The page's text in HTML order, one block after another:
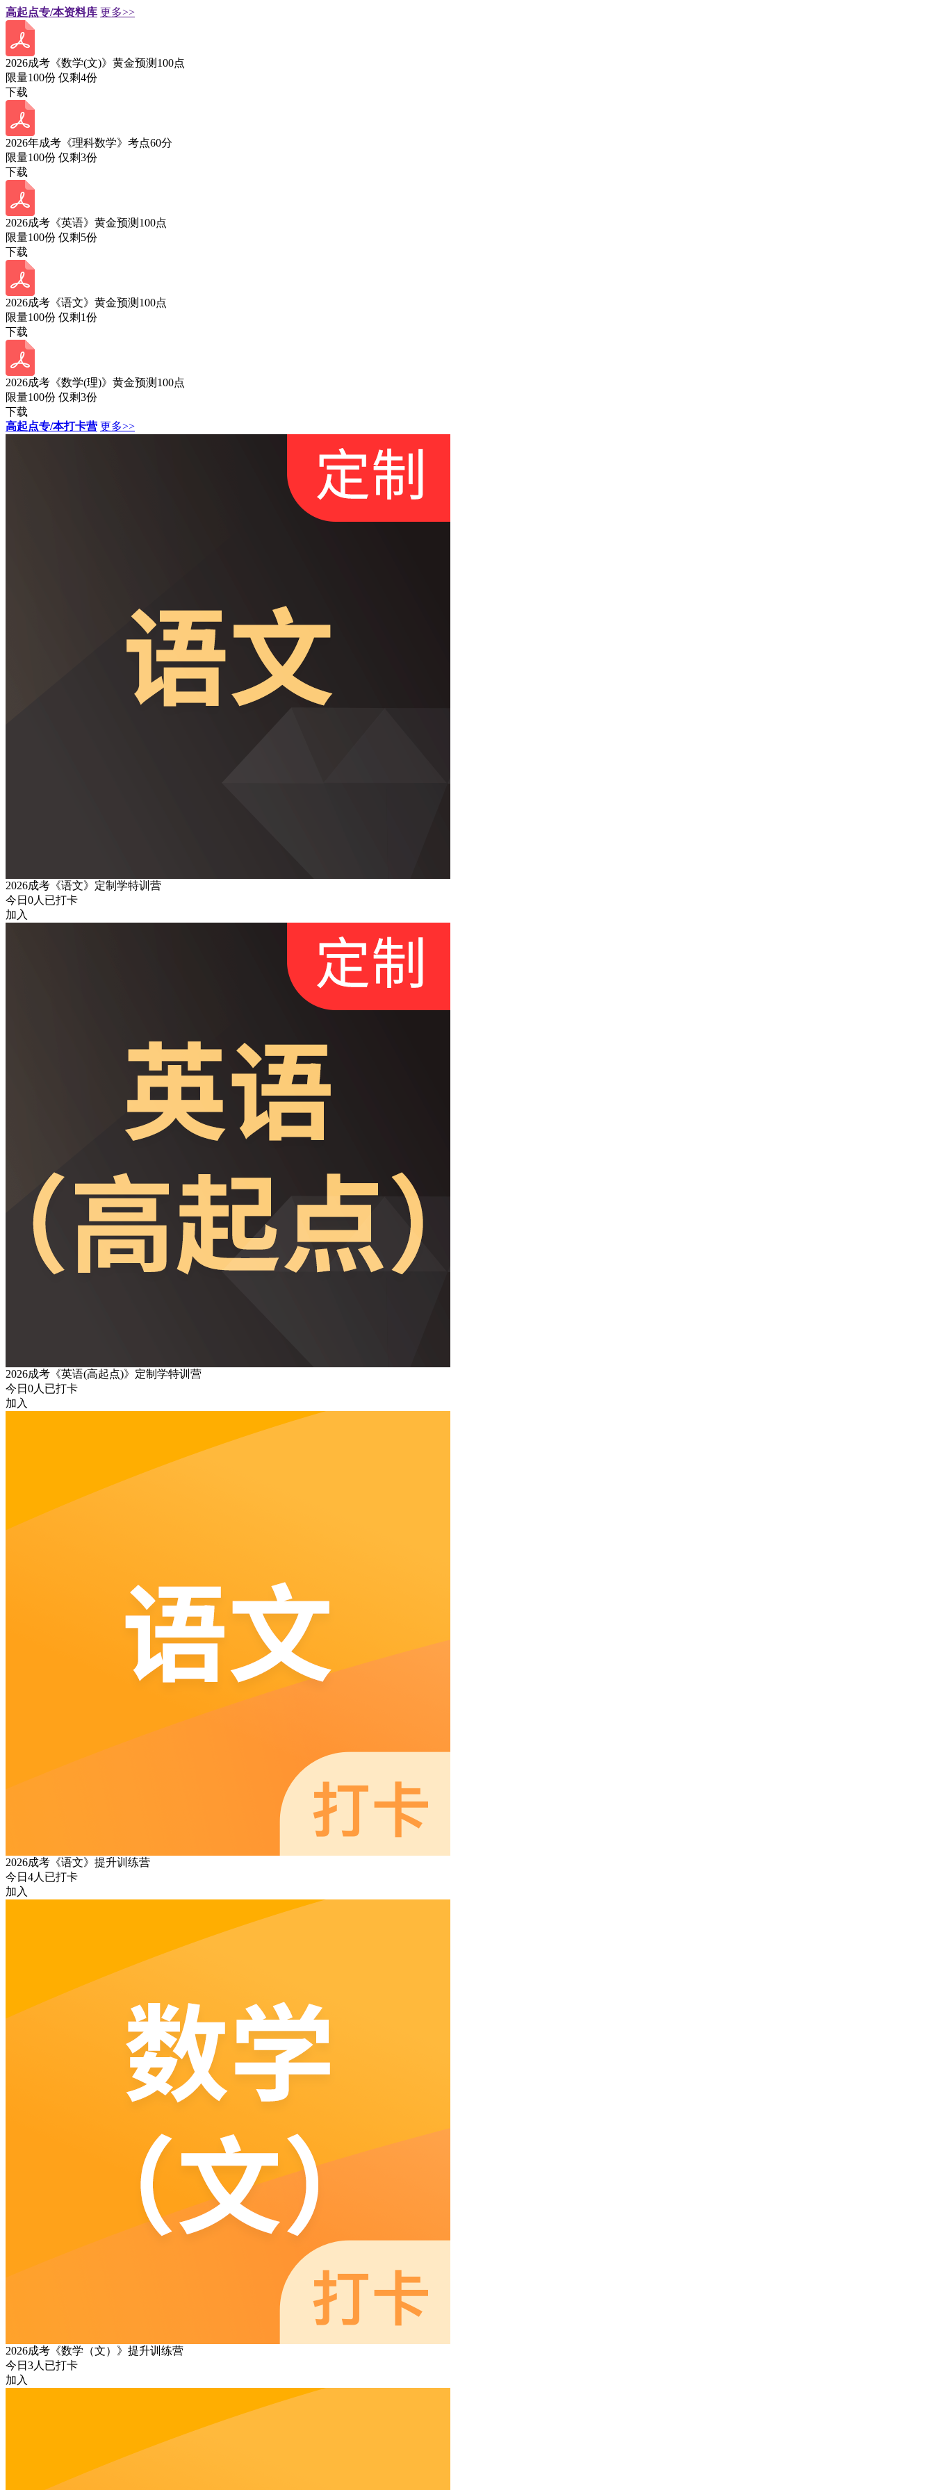
高起点专/本资料库 更多>>
2026成考《数学(文)》黄金预测100点
限量100份 仅剩4份
下载
2026年成考《理科数学》考点60分
限量100份 仅剩3份
下载
2026成考《英语》黄金预测100点
限量100份 仅剩 5份
下载
2026成考《语文》黄金预测100点
限量100份 仅剩 1份
下载
2026成考《数学(理)》黄金预测100点
限量100份 仅剩3份
下载
高起点专/本打卡营 更多>>
2026成考《语文》定制学特训营
今日 0人已打卡
加入
2026成考《英语(高起点)》定制学特训营
今日 0人已打卡
加入
2026成考《语文》提升训练营
今日 4人已打卡
加入
2026成考《数学（文）》提升训练营
今日 3人已打卡
加入